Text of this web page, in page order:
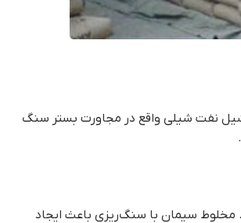
نفت شیلی واقع در مجاورت بستر سنگ